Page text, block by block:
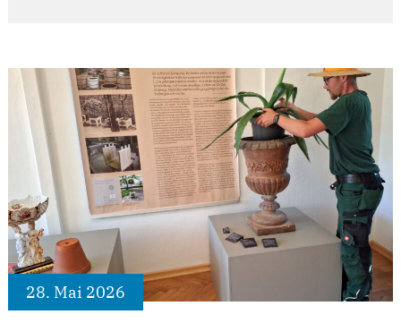
28. Mai 2026